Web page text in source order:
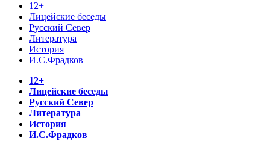
12+
Лицейские беседы
Русский Север
Литература
История
И.С.Фрадков
12+
Лицейские беседы
Русский Север
Литература
История
И.С.Фрадков